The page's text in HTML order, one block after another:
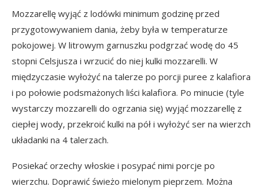
Mozzarellę wyjąć z lodówki minimum godzinę przed
przygotowywaniem dania, żeby była w temperaturze
pokojowej. W litrowym garnuszku podgrzać wodę do 45
stopni Celsjusza i wrzucić do niej kulki mozzarelli. W
międzyczasie wyłożyć na talerze po porcji puree z kalafiora
i po połowie podsmażonych liści kalafiora. Po minucie (tyle
wystarczy mozzarelli do ogrzania się) wyjąć mozzarellę z
ciepłej wody, przekroić kulki na pół i wyłożyć ser na wierzch
układanki na 4 talerzach.
Posiekać orzechy włoskie i posypać nimi porcje po
wierzchu. Doprawić świeżo mielonym pieprzem. Można